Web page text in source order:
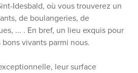
Idesbald, où vous trouverez un
de boulangeries, de
... . En bref, un lieu exquis pour
vivants parmi nous.
leur surface